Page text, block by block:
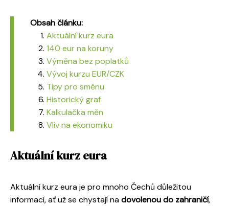
Obsah článku:
Aktuální kurz eura
140 eur na koruny
Výměna bez poplatků
Vývoj kurzu EUR/CZK
Tipy pro směnu
Historický graf
Kalkulačka měn
Vliv na ekonomiku
Aktuální kurz eura
Aktuální kurz eura je pro mnoho Čechů důležitou
informací, ať už se chystají nadovolenou do zahraničí,